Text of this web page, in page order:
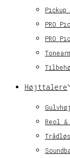
PRO
PRO
Højttalere
Reol